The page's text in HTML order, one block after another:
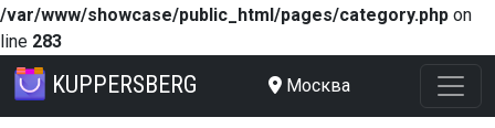
/var/www/showcase/public_html/pages/category.php on
line 283
KUPPERSBERG Москва